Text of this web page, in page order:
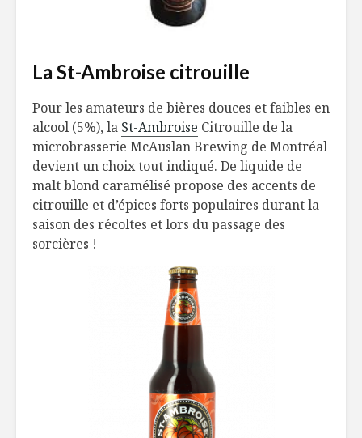
La St-Ambroise citrouille
Pour les amateurs de bières douces et faibles en
alcool (5%), la St-Ambroise Citrouille de la
microbrasserie McAuslan Brewing de Montréal
devient un choix tout indiqué. De liquide de
malt blond caramélisé propose des accents de
citrouille et d’épices forts populaires durant la
saison des récoltes et lors du passage des
sorcières !